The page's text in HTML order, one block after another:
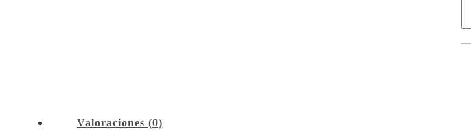
Valoraciones (0)